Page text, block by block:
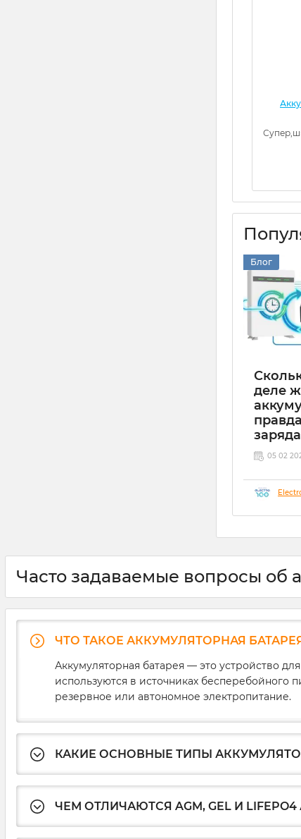
Блог
деле
05 02
Часто задаваемые вопросы об
ЧТО ТАКОЕ АККУМУЛЯТОРНАЯ
Аккумуляторная батарея — это устройство
используются в источниках бесперебойного
резервное или автономное электропитание.
КАКИЕ ОСНОВНЫЕ ТИПЫ
ЧЕМ ОТЛИЧАЮТСЯ AGM, GEL И